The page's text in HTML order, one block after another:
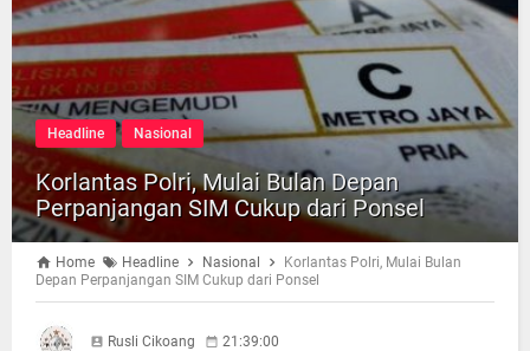
Headline Nasional
Korlantas Polri, Mulai Bulan Depan
Perpanjangan SIM Cukup dari Ponsel
Home Headline Nasional
Korlantas Polri, Mulai Bulan
Depan Perpanjangan SIM Cukup dari Ponsel
Rusli Cikoang 21:39:00